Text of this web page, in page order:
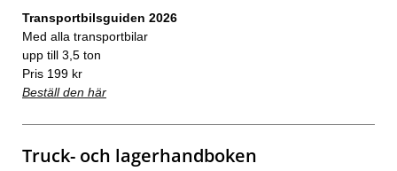
Transportbilsguiden 2026
Med alla transportbilar
upp till 3,5 ton
Pris 199 kr
Beställ den här
Truck- och lagerhandboken